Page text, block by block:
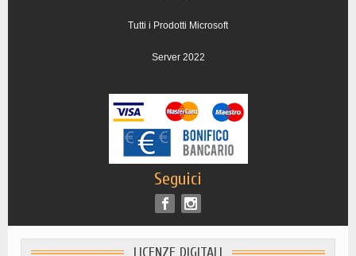
Tutti i Prodotti Microsoft
Server 2022
Seguici
LICENZE DIGITALI